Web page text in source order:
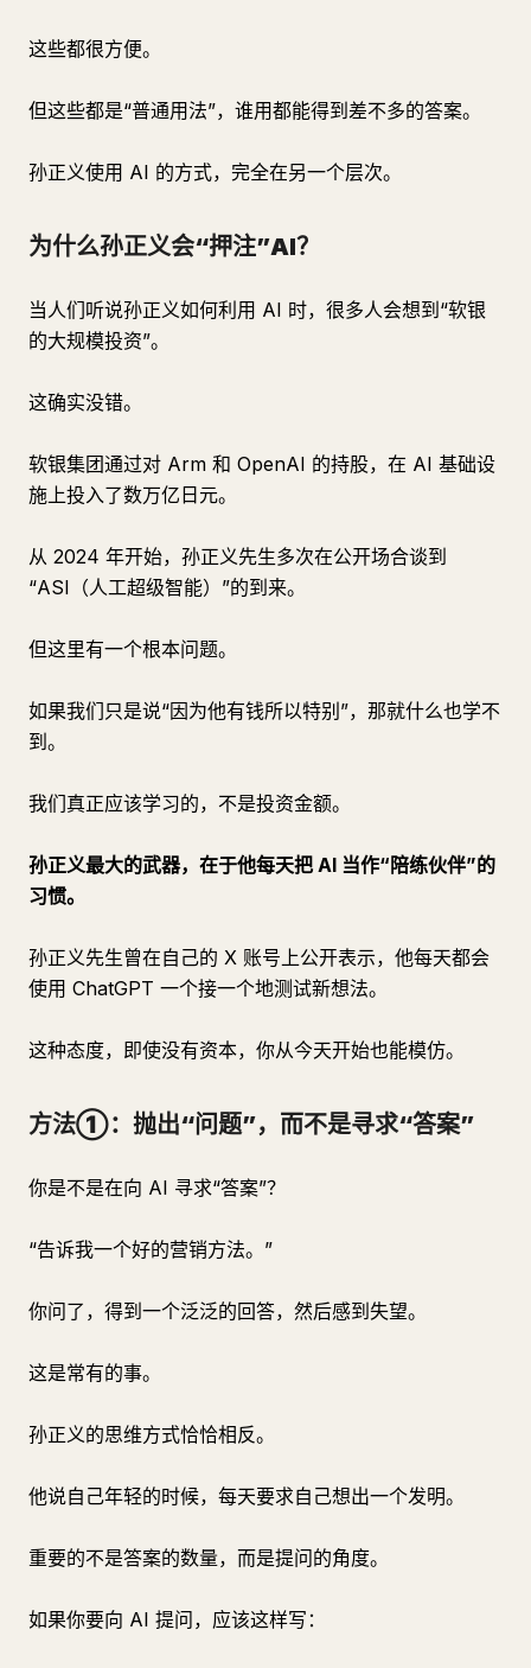
这些都很方便。
但这些都是“普通用法”，谁用都能得到差不多的答案。
孙正义使用 AI 的方式，完全在另一个层次。
为什么孙正义会“押注”AI？
当人们听说孙正义如何利用 AI 时，很多人会想到“软银
的大规模投资”。
这确实没错。
软银集团通过对 Arm 和 OpenAI 的持股，在 AI 基础设
施上投入了数万亿日元。
从 2024 年开始，孙正义先生多次在公开场合谈到
“ASI（人工超级智能）”的到来。
但这里有一个根本问题。
如果我们只是说“因为他有钱所以特别”，那就什么也学不
到。
我们真正应该学习的，不是投资金额。
孙正义最大的武器，在于他每天把 AI 当作“陪练伙伴”的
习惯。
孙正义先生曾在自己的 X 账号上公开表示，他每天都会
使用 ChatGPT 一个接一个地测试新想法。
这种态度，即使没有资本，你从今天开始也能模仿。
方法①：抛出“问题”，而不是寻求“答案”
你是不是在向 AI 寻求“答案”？
“告诉我一个好的营销方法。”
你问了，得到一个泛泛的回答，然后感到失望。
这是常有的事。
孙正义的思维方式恰恰相反。
他说自己年轻的时候，每天要求自己想出一个发明。
重要的不是答案的数量，而是提问的角度。
如果你要向 AI 提问，应该这样写：